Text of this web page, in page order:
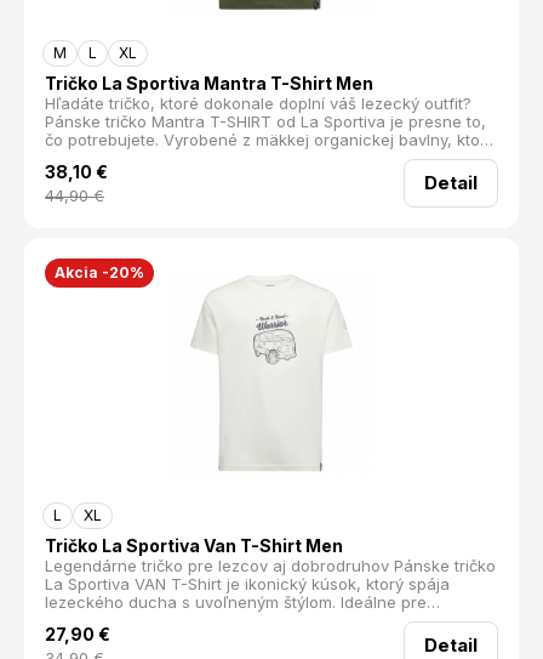
M L XL
Tričko La Sportiva Mantra T-Shirt Men
Hľadáte tričko, ktoré dokonale doplní váš lezecký outfit?
Pánske tričko Mantra T-SHIRT od La Sportiva je presne to,
čo potrebujete. Vyrobené z mäkkej organickej bavlny, ktorá
je nielen priedušná, ale aj príjemná na dotyk, vám poskytne
komfort počas celého dňa.
38,10 €
44,90€
Detail
Akcia -20%
L XL
Tričko La Sportiva Van T-Shirt Men
Legendárne tričko pre lezcov aj dobrodruhov Pánske tričko
La Sportiva VAN T-Shirt je ikonický kúsok, ktorý spája
lezeckého ducha s uvoľneným štýlom. Ideálne pre
všetkých, ktorí majú radi hory, pohyb a slobodu. Prírodný
komfort a štýl Vyrobené zo 100 % organickej bavlny, tričko
27,90 € Detail